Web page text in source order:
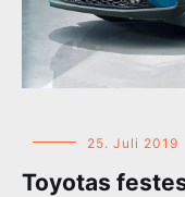
25. Juli 2019
Toyotas